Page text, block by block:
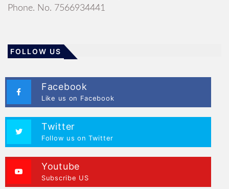
Phone. No. 7566934441
FOLLOW US
Facebook
Like us on Facebook
Twitter
Follow us on Twitter
Youtube
Subscribe US